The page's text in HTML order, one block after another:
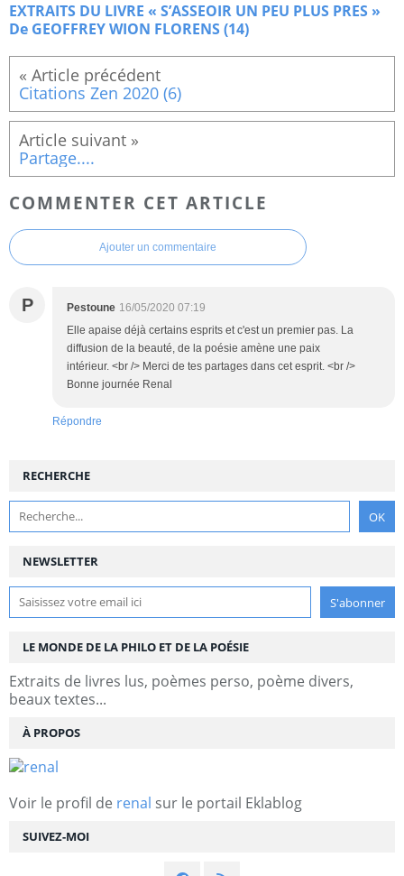
EXTRAITS DU LIVRE « S’ASSEOIR UN PEU PLUS PRES »
De GEOFFREY WION FLORENS (14)
Citations Zen 2020 (6)
Partage....
COMMENTER CET ARTICLE
Ajouter un commentaire
P Pestoune 16/05/2020 07:19
Elle apaise déjà certains esprits et c'est un premier pas. La
diffusion de la beauté, de la poésie amène une paix
intérieur. <br /> Merci de tes partages dans cet esprit. <br />
Bonne journée Renal
Répondre
NEWSLETTER
SUIVEZ-MOI
RECHERCHE
LE MONDE DE LA PHILO ET DE LA POÉSIE
Extraits de livres lus, poèmes perso, poème divers,
beaux textes...
À PROPOS
Voir le profil de renal sur le portail Eklablog